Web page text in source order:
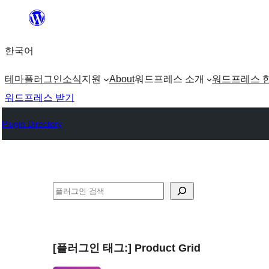
츠
로
가
한국어
테마플러그인소식지원 About워드프레스 소개 워드프레스
워드프레스 받기
Plugin Directory
검
[플러그인 태그:] Product Grid